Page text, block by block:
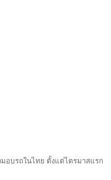
อบรถในไทย ตั้งแต่ไตรมาสแรก